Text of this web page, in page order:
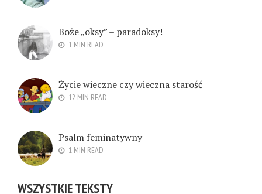
Boże „oksy” – paradoksy!
1 MIN READ
Życie wieczne czy wieczna starość
12 MIN READ
Psalm feminatywny
1 MIN READ
WSZYSTKIE TEKSTY